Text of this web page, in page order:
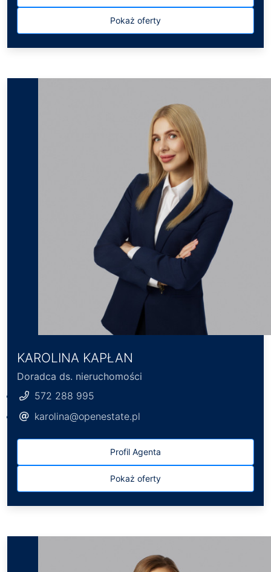
Pokaż oferty
KAROLINA KAPŁAN
Doradca ds. nieruchomości
572 288 995
karolina@openestate.pl
Profil Agenta
Pokaż oferty